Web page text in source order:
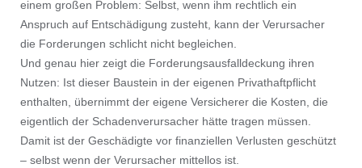
einem großen Problem: Selbst, wenn ihm rechtlich ein
Anspruch auf Entschädigung zusteht, kann der Verursacher
die Forderungen schlicht nicht begleichen.
Und genau hier zeigt die Forderungsausfalldeckung ihren
Nutzen: Ist dieser Baustein in der eigenen Privathaftpflicht
enthalten, übernimmt der eigene Versicherer die Kosten, die
eigentlich der Schadenverursacher hätte tragen müssen.
Damit ist der Geschädigte vor finanziellen Verlusten geschützt
– selbst wenn der Verursacher mittellos ist.